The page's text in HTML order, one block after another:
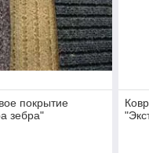
покрытие
зебра"